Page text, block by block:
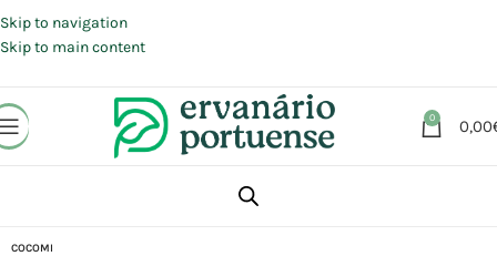
Skip to navigation
Skip to main content
0 0,00
Alimentação
COCOMI